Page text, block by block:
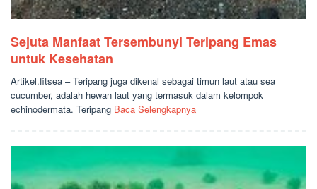
Sejuta Manfaat Tersembunyi Teripang Emas
untuk Kesehatan
Artikel.fitsea – Teripang juga dikenal sebagai timun laut atau sea
cucumber, adalah hewan laut yang termasuk dalam kelompok
echinodermata. Teripang Baca Selengkapnya